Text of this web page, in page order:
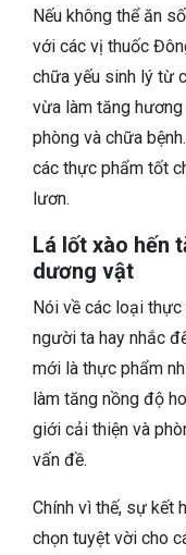
Nếu không thể ăn
với các vị thuốc
chữa yếu sinh lý từ
vừa làm tăng
phòng và chữa
các thực phẩm tốt
lươn.
Lá lốt xào hến
dương vật
Nói về các loại
người ta hay nhắc
mới là thực phẩm
làm tăng nồng độ
giới cải thiện và
vấn đề.
Chính vì thế, sự kết
chọn tuyệt vời cho